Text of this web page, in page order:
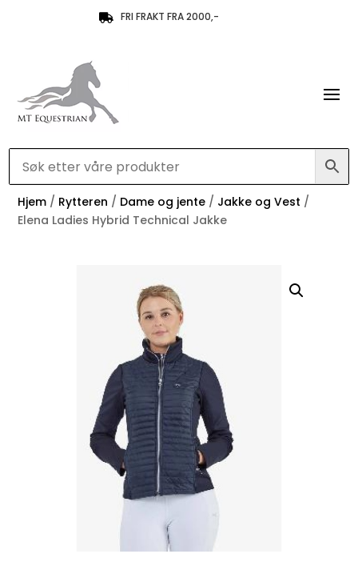
 FRI FRAKT FRA 2000,-
Hjem / Rytteren / Dame og jente / Jakke og Vest /
Elena Ladies Hybrid Technical Jakke